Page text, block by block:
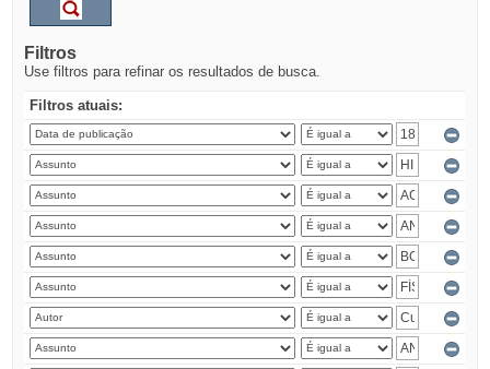
Filtros
Use filtros para refinar os resultados de busca.
Filtros atuais: